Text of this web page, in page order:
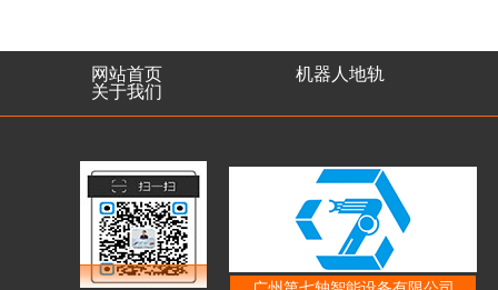
网站首页
机器人地轨
关于我们